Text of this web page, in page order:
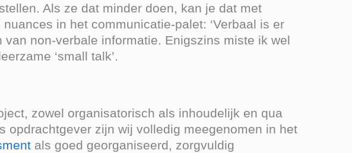
Als ze dat minder doen, kan je dat met
in het communicatie-palet: ‘Verbaal is er
non-verbale informatie. Enigszins miste ik wel
‘small talk’.
zowel organisatorisch als inhoudelijk en qua
opdrachtgever zijn wij volledig meegenomen in het
als goed georganiseerd, zorgvuldig